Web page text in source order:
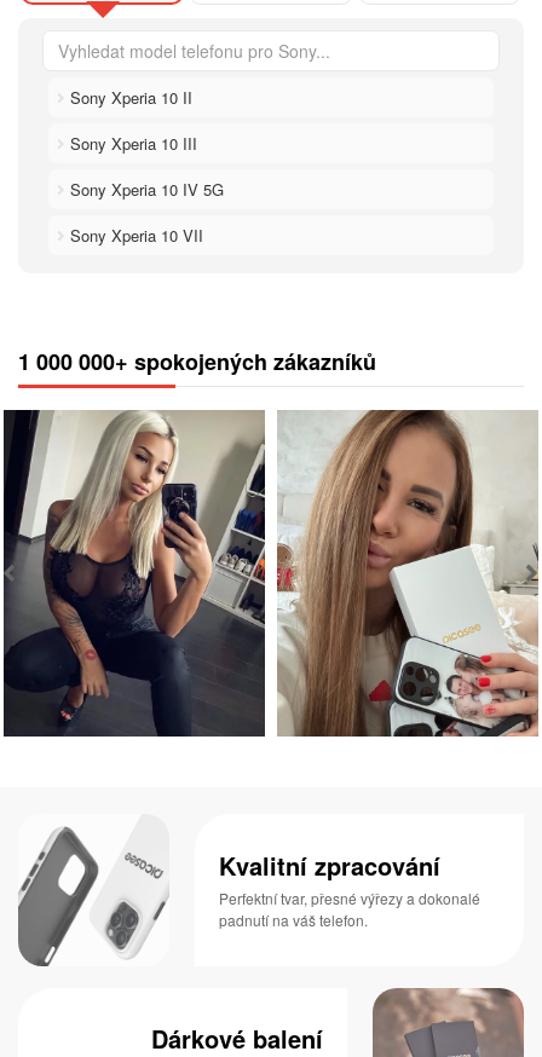
Sony Xperia 10 II
Sony Xperia 10 III
Sony Xperia 10 IV 5G
Sony Xperia 10 VII
1 000 000+ spokojených zákazníků
Kvalitní zpracování
Perfektní tvar, přesné výřezy a dokonalé
padnutí na váš telefon.
Dárkové balení